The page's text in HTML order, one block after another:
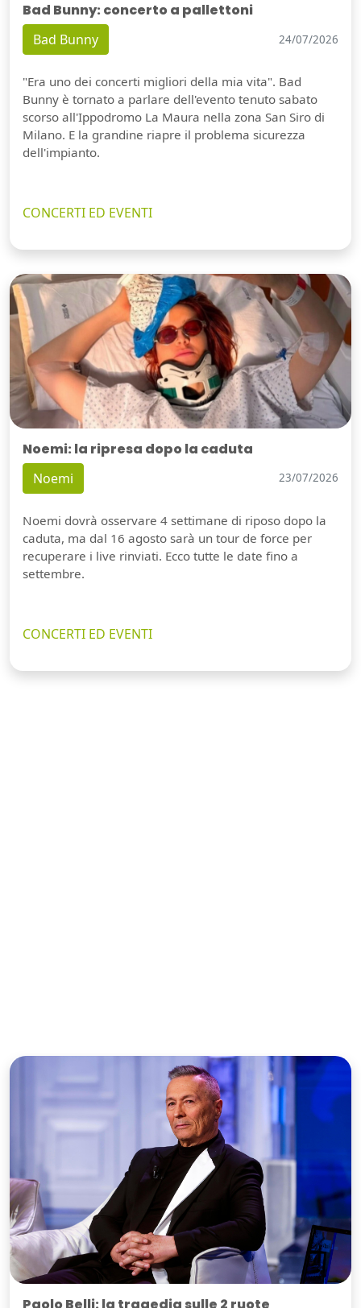
Bad Bunny: concerto a pallettoni
Bad Bunny 24/07/2026
"Era uno dei concerti migliori della mia vita". Bad
Bunny è tornato a parlare dell'evento tenuto sabato
scorso all'Ippodromo La Maura nella zona San Siro di
Milano. E la grandine riapre il problema sicurezza
dell'impianto.
CONCERTI ED EVENTI
Noemi: la ripresa dopo la caduta
Noemi 23/07/2026
Noemi dovrà osservare 4 settimane di riposo dopo la
caduta, ma dal 16 agosto sarà un tour de force per
recuperare i live rinviati. Ecco tutte le date fino a
settembre.
CONCERTI ED EVENTI
Paolo Belli: la tragedia sulle 2 ruote